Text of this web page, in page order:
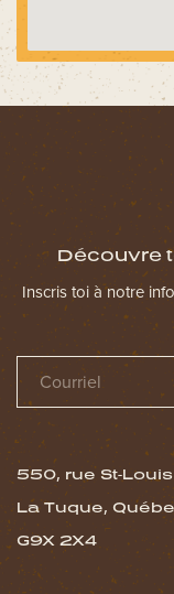
Découvre
Inscris toi à notre
550, rue St-Louis
La Tuque,
G9X 2X4